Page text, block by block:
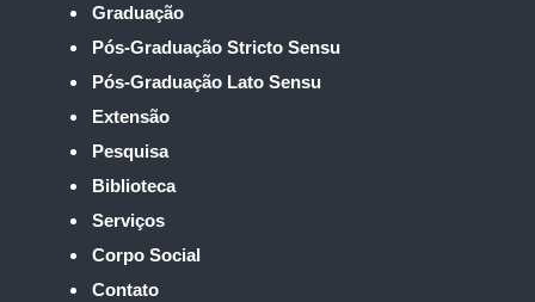
Graduação
Pós-Graduação Stricto Sensu
Pós-Graduação Lato Sensu
Extensão
Pesquisa
Biblioteca
Serviços
Corpo Social
Contato